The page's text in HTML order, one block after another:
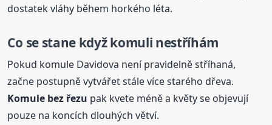
dostatek vláhy během horkého léta.
Co se stane když komuli nestříhám
Pokud komule Davidova není pravidelně stříhaná,
začne postupně vytvářet stále více starého dřeva.
Komule bez řezu pak kvete méně a květy se objevují
pouze na koncích dlouhých větví.